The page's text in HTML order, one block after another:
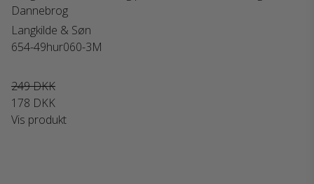
Dannebrog
Langkilde & Søn
654-49hur060-3M
249 DKK
178 DKK
Vis produkt